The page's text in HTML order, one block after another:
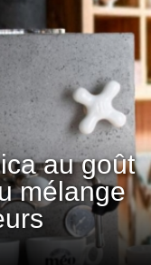
au goût
mélange